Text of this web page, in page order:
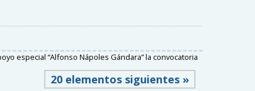
especial “Alfonso Nápoles Gándara” la convocatoria
20 elementos siguientes »